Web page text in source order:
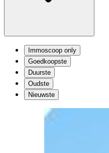
Immoscoop only
Goedkoopste
Duurste
Oudste
Nieuwste